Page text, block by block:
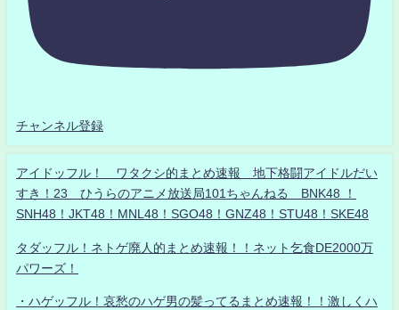
チャンネル登録
アイドッフル！ ワタクシ的まとめ速報 地下格闘アイドルだい
すき！23 ひうらのアニメ放送局101ちゃんねる BNK48 ！
SNH48！JKT48！MNL48！SGO48！GNZ48！STU48！SKE48
タダッフル！ネトゲ廃人的まとめ速報！！ネット乞食DE2000万
パワーズ！
・ハゲッフル！哀愁のハゲ男の髪ってるまとめ速報！！激しくハ